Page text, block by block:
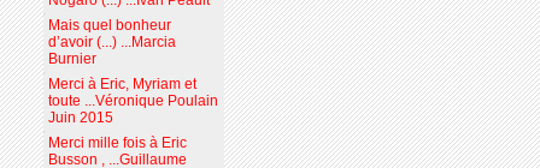
Mais quel bonheur
d’avoir (...) ...Marcia
Burnier
Merci à Eric, Myriam et
toute ...Véronique Poulain
Juin 2015
Merci mille fois à Eric
Busson , ...Guillaume